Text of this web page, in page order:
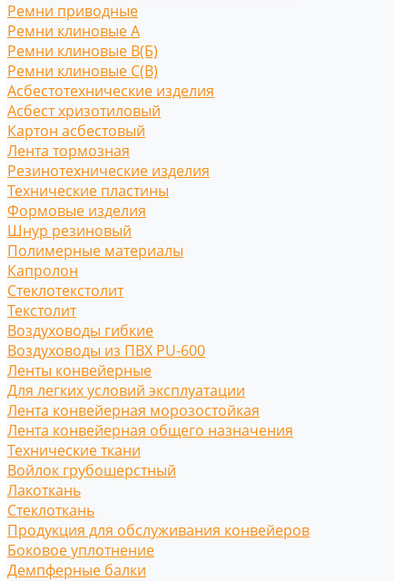
Ремни приводные
Ремни клиновые A
Ремни клиновые В(Б)
Ремни клиновые С(B)
Асбестотехнические изделия
Асбест хризотиловый
Картон асбестовый
Лента тормозная
Резинотехнические изделия
Технические пластины
Формовые изделия
Шнур резиновый
Полимерные материалы
Капролон
Стеклотекстолит
Текстолит
Воздуховоды гибкие
Воздуховоды из ПВХ PU-600
Ленты конвейерные
Для легких условий эксплуатации
Лента конвейерная морозостойкая
Лента конвейерная общего назначения
Технические ткани
Войлок грубошерстный
Лакоткань
Стеклоткань
Продукция для обслуживания конвейеров
Боковое уплотнение
Демпферные балки